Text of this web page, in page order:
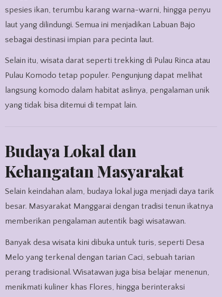
spesies ikan, terumbu karang warna-warni, hingga penyu
laut yang dilindungi. Semua ini menjadikan Labuan Bajo
sebagai destinasi impian para pecinta laut.
Selain itu, wisata darat seperti trekking di Pulau Rinca atau
Pulau Komodo tetap populer. Pengunjung dapat melihat
langsung komodo dalam habitat aslinya, pengalaman unik
yang tidak bisa ditemui di tempat lain.
Budaya Lokal dan
Kehangatan Masyarakat
Selain keindahan alam, budaya lokal juga menjadi daya tarik
besar. Masyarakat Manggarai dengan tradisi tenun ikatnya
memberikan pengalaman autentik bagi wisatawan.
Banyak desa wisata kini dibuka untuk turis, seperti Desa
Melo yang terkenal dengan tarian Caci, sebuah tarian
perang tradisional. Wisatawan juga bisa belajar menenun,
menikmati kuliner khas Flores, hingga berinteraksi